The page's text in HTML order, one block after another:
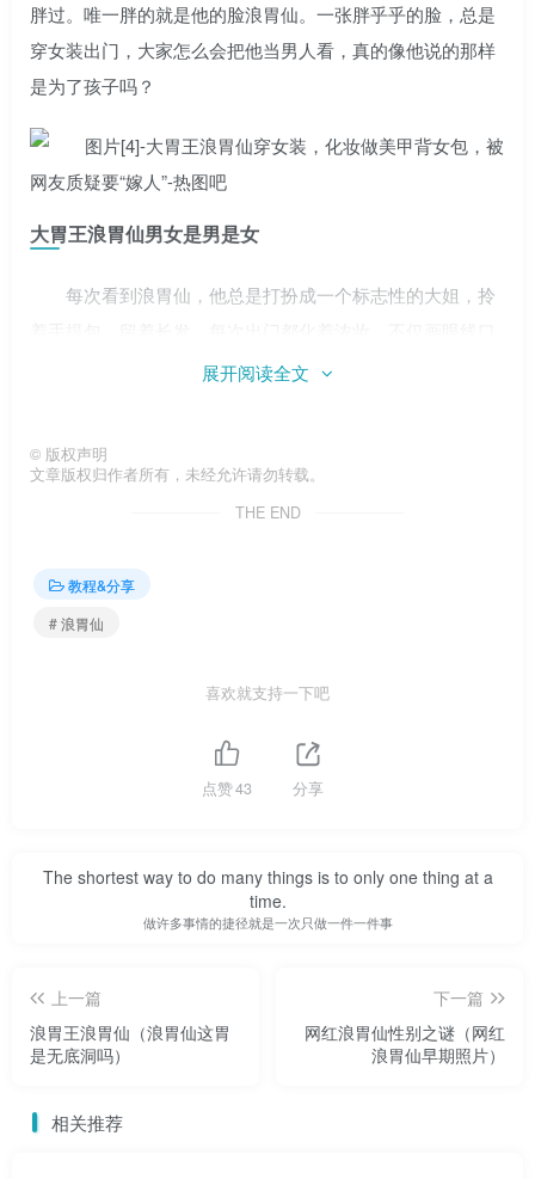
胖过。唯一胖的就是他的脸浪胃仙。一张胖乎乎的脸，总是
穿女装出门，大家怎么会把他当男人看，真的像他说的那样
是为了孩子吗？
大胃王浪胃仙男女是男是女
每次看到浪胃仙，他总是打扮成一个标志性的大姐，拎
红，还有假睫毛，比女人还要精致。浪胃仙。更让人毛骨悚
作为中年男人浪胃仙这副仪态比中年女人浪胃仙更夸
张。如果只是为了孩子，现在谁家的孩子都上大学了，他怎
浪胃仙的真实性别，一直以为他是女的。其他人谈到他是如
何打扮成这样的。有必要结婚吗？
没想到浪胃仙现在，我已经被质疑结婚了。正常家庭的
男人怎么会穿成这样？说到底就是在博眼里，卖丑换流量，
真的干不胖，但我一点都不信浪胃仙。一个人每天需要消耗
的热量是有一定数量的。如果经常超过这个数，又没有足够
的运动量，不胖是不可能的。
展开阅读全文
© 版权声明
文章版权归作者所有，未经允许请勿转载。
THE END
教程&分享
# 浪胃仙
喜欢就支持一下吧
点赞43 分享
The shortest way to do many things is to only one thing at a
time.
做许多事情的捷径就是一次只做一件一件事
上一篇
浪胃王浪胃仙（浪胃仙这胃
是无底洞吗）
下一篇
网红浪胃仙性别之谜（网红
浪胃仙早期照片）
相关推荐